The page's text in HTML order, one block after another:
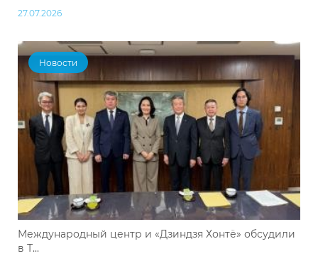
27.07.2026
Новости
Международный центр и «Дзиндзя Хонтё» обсудили
в Т...